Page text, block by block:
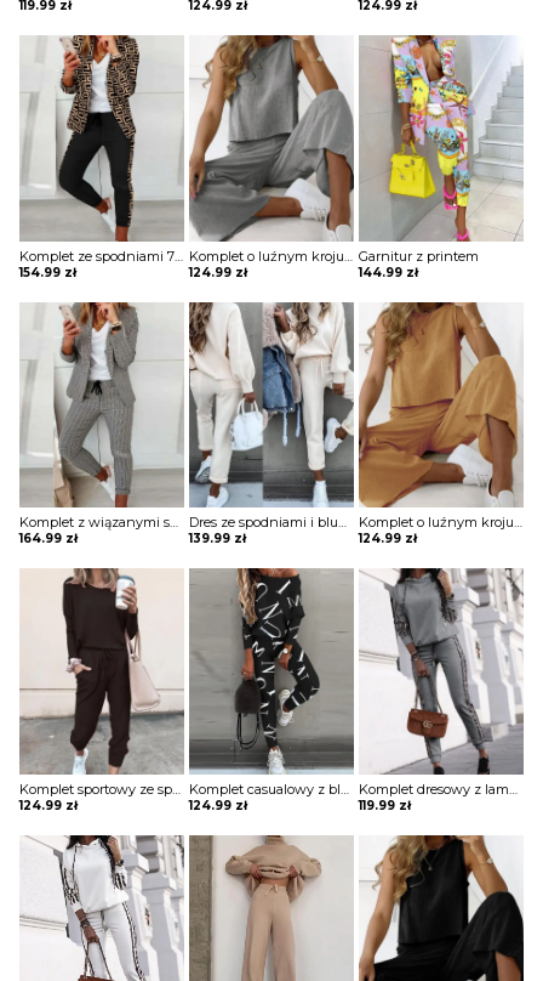
119.99 zł 124.99 zł 124.99 zł
154.99 zł 124.99 zł
Garnitur z printem
144.99 zł
Komplet z wiązanymi spodniami i marynarką
164.99 zł
Dres ze spodniami i bluzą z szerokimi rękawami
139.99 zł
Komplet o luźnym kroju ze spodniami i topem
124.99 zł
Komplet sportowy ze spodniami i bluzką z długim rękawem
124.99 zł
Komplet casualowy z bluzką i spodniami w napisy
124.99 zł
Komplet dresowy z lampasami
119.99 zł